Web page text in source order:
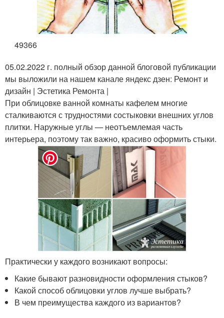
49366
05.02.2022 г. полный обзор данной блоговой публикации
мы выложили на нашем канале яндекс дзен: Ремонт и
дизайн | Эстетика Ремонта |
При облицовке ванной комнаты кафелем многие
сталкиваются с трудностями состыковки внешних углов
плитки. Наружные углы — неотъемлемая часть
интерьера, поэтому так важно, красиво оформить стыки.
Практически у каждого возникают вопросы:
Какие бывают разновидности оформления стыков?
Какой способ облицовки углов лучше выбрать?
В чем преимущества каждого из вариантов?